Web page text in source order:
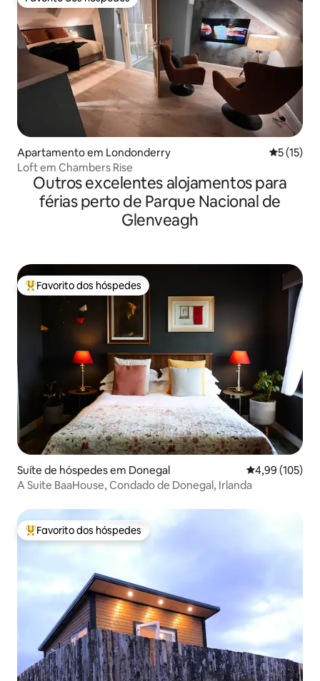
Favorito dos hóspedes
Apartamento em Londonderry
5 (15)
Loft em Chambers Rise
Outros excelentes alojamentos para
férias perto de Parque Nacional de
Glenveagh
Favoritos dos hóspedes mais apreciados
Favorito dos hóspedes
Suíte de hóspedes em Donegal Classificação
4,99 (105)
A Suite BaaHouse, Condado de Donegal, Irlanda
Favoritos dos hóspedes mais apreciados
Favorito dos hóspedes